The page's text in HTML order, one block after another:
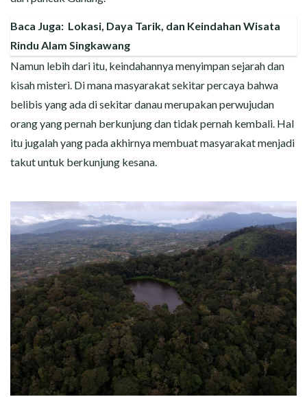
Baca Juga: Lokasi, Daya Tarik, dan Keindahan Wisata
Rindu Alam Singkawang
Namun lebih dari itu, keindahannya menyimpan sejarah dan
kisah misteri. Di mana masyarakat sekitar percaya bahwa
belibis yang ada di sekitar danau merupakan perwujudan
orang yang pernah berkunjung dan tidak pernah kembali. Hal
itu jugalah yang pada akhirnya membuat masyarakat menjadi
takut untuk berkunjung kesana.